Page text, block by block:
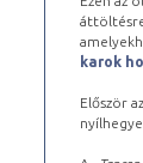
karok
Először